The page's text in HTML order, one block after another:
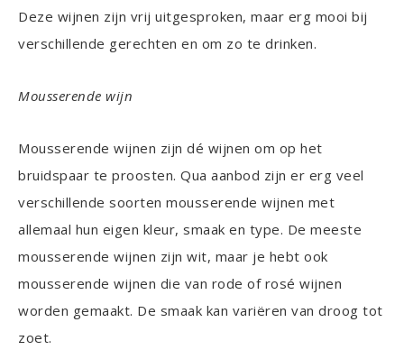
Deze wijnen zijn vrij uitgesproken, maar erg mooi bij
verschillende gerechten en om zo te drinken.
Mousserende wijn
Mousserende wijnen zijn dé wijnen om op het
bruidspaar te proosten. Qua aanbod zijn er erg veel
verschillende soorten mousserende wijnen met
allemaal hun eigen kleur, smaak en type. De meeste
mousserende wijnen zijn wit, maar je hebt ook
mousserende wijnen die van rode of rosé wijnen
worden gemaakt. De smaak kan variëren van droog tot
zoet.